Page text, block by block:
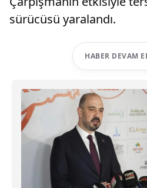
sürücüsü yaralandı.
HABER DEVAM